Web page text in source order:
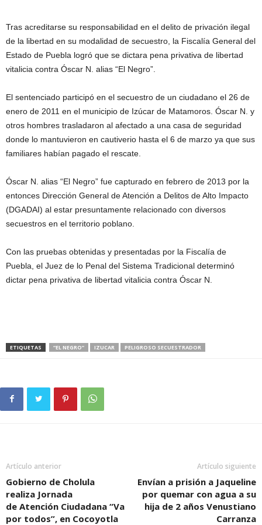
Tras acreditarse su responsabilidad en el delito de privación ilegal
de la libertad en su modalidad de secuestro, la Fiscalía General del
Estado de Puebla logró que se dictara pena privativa de libertad
vitalicia contra Óscar N. alias “El Negro”.
El sentenciado participó en el secuestro de un ciudadano el 26 de
enero de 2011 en el municipio de Izúcar de Matamoros. Óscar N. y
otros hombres trasladaron al afectado a una casa de seguridad
donde lo mantuvieron en cautiverio hasta el 6 de marzo ya que sus
familiares habían pagado el rescate.
Óscar N. alias “El Negro” fue capturado en febrero de 2013 por la
entonces Dirección General de Atención a Delitos de Alto Impacto
(DGADAI) al estar presuntamente relacionado con diversos
secuestros en el territorio poblano.
Con las pruebas obtenidas y presentadas por la Fiscalía de
Puebla, el Juez de lo Penal del Sistema Tradicional determinó
dictar pena privativa de libertad vitalicia contra Óscar N.
ETIQUETAS “EL NEGRO” IZUCAR PELIGROSO SECUESTRADOR
Artículo anterior
Gobierno de Cholula
realiza Jornada
de Atención Ciudadana “Va
por todos”, en Cocoyotla
Artículo siguiente
Envían a prisión a Jaqueline
por quemar con agua a su
hija de 2 años Venustiano
Carranza